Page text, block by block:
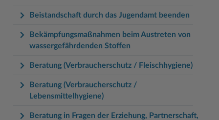
Beistandschaft durch das Jugendamt beenden
Bekämpfungsmaßnahmen beim Austreten von
wassergefährdenden Stoffen
Beratung (Verbraucherschutz / Fleischhygiene)
Beratung (Verbraucherschutz /
Lebensmittelhygiene)
Beratung in Fragen der Erziehung, Partnerschaft,